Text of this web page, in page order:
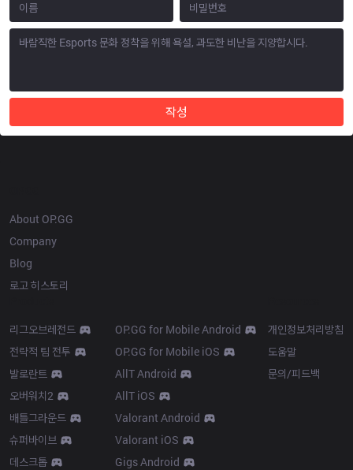
작성
About OP.GG
Company
Blog
로고 히스토리
리그오브레전드
전략적 팀 전투
발로란트
오버워치2
배틀그라운드
슈퍼바이브
데스크톱
OP.GG for Mobile Android
OP.GG for Mobile iOS
AllT Android
AllT iOS
Valorant Android
Valorant iOS
Gigs Android
개인정보처리방침
도움말
문의/피드백